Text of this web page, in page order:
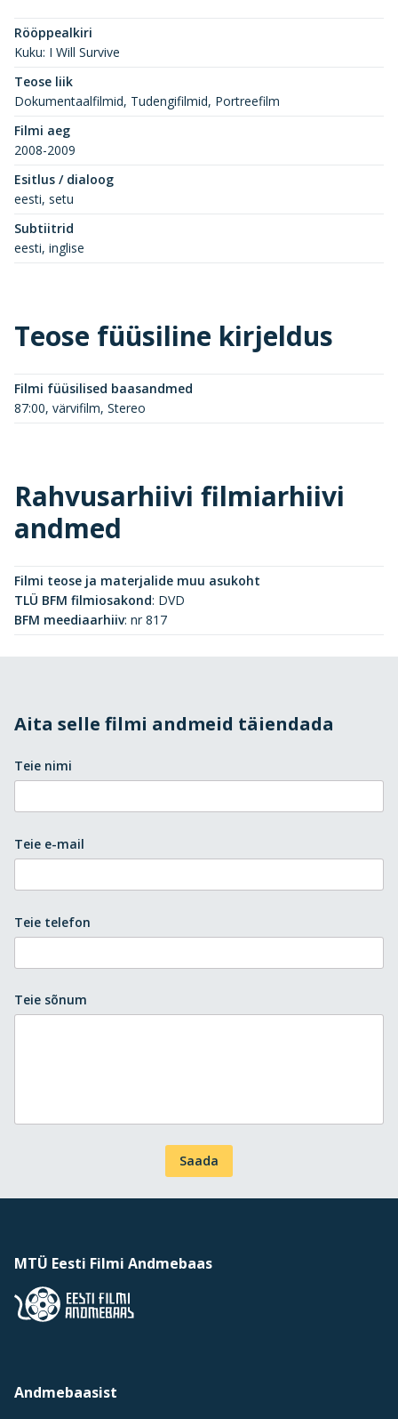
Rööppealkiri
Kuku: I Will Survive
Teose liik
Dokumentaalfilmid, Tudengifilmid, Portreefilm
Filmi aeg
2008-2009
Esitlus / dialoog
eesti, setu
Subtiitrid
eesti, inglise
Teose füüsiline kirjeldus
Filmi füüsilised baasandmed
87:00, värvifilm, Stereo
Rahvusarhiivi filmiarhiivi
andmed
Filmi teose ja materjalide muu asukoht
TLÜ BFM filmiosakond: DVD
BFM meediaarhiiv: nr 817
Aita selle filmi andmeid täiendada
Teie nimi
Teie e-mail
Teie telefon
Teie sõnum
Saada
MTÜ Eesti Filmi Andmebaas
Andmebaasist